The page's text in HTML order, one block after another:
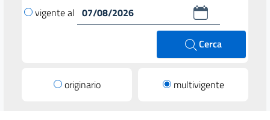
vigente al
Cerca
originario multivigente